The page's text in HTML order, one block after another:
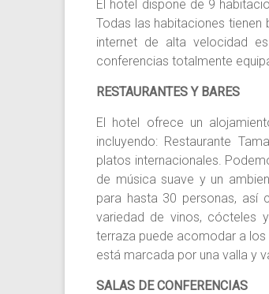
El hotel dispone de 9
Todas las habitaciones tienen
internet de alta velocidad
conferencias totalmente
RESTAURANTES Y BARES
El hotel ofrece un
incluyendo: Restaurante
platos internacionales.
de música suave y un
para hasta 30 personas, así
variedad de vinos, cócteles
terraza puede acomodar a los
está marcada por una valla y
SALAS DE CONFERENCIAS